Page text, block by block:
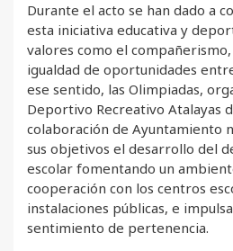
Durante el acto se han dado a
esta iniciativa educativa y
valores como el
igualdad de oportunidades
ese sentido, las Olimpiadas,
Deportivo Recreativo Atalayas
colaboración de Ayuntamiento
sus objetivos el desarrollo del
escolar fomentando un
cooperación con los centros
instalaciones públicas, e
sentimiento de pertenencia.